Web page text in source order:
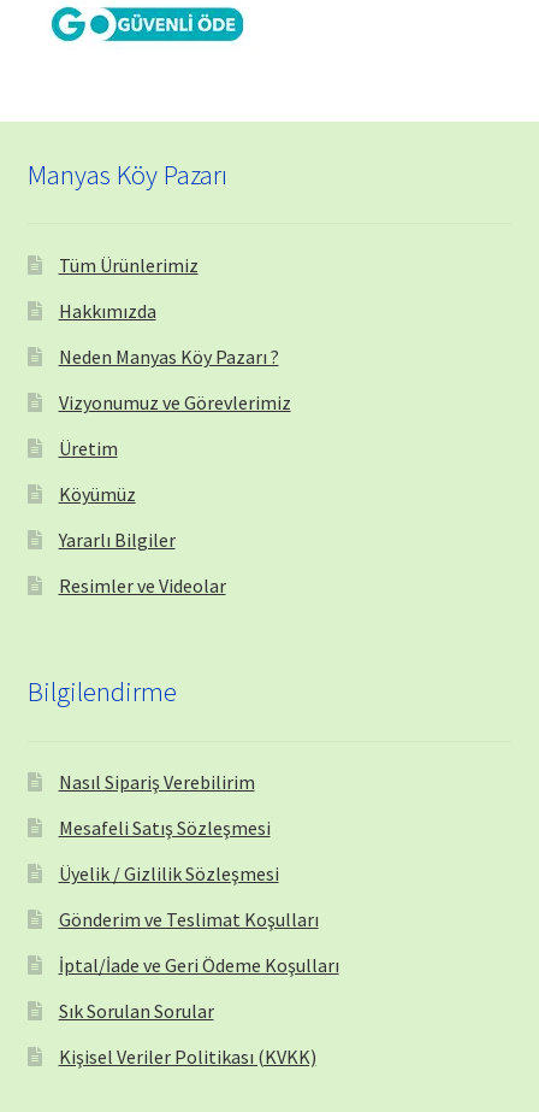
Manyas Köy Pazarı
Tüm Ürünlerimiz
Hakkımızda
Neden Manyas Köy Pazarı ?
Vizyonumuz ve Görevlerimiz
Üretim
Köyümüz
Yararlı Bilgiler
Resimler ve Videolar
Bilgilendirme
Nasıl Sipariş Verebilirim
Mesafeli Satış Sözleşmesi
Üyelik / Gizlilik Sözleşmesi
Gönderim ve Teslimat Koşulları
İptal/İade ve Geri Ödeme Koşulları
Sık Sorulan Sorular
Kişisel Veriler Politikası (KVKK)